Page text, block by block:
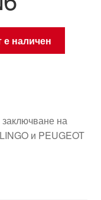
е наличен
на
и PEUGEOT